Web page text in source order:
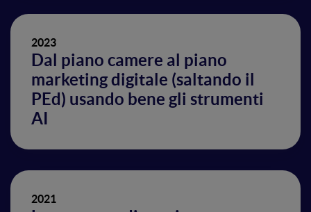
2023
Dal piano camere al piano
marketing digitale (saltando il
PEd) usando bene gli strumenti
AI
2021